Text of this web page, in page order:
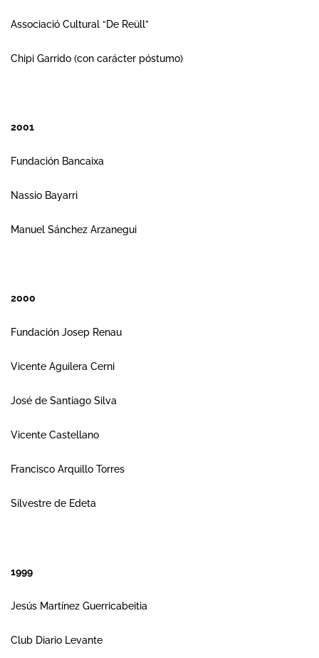
Associació Cultural “De Reüll”
Chipi Garrido (con carácter póstumo)
2001
Fundación Bancaixa
Nassio Bayarri
Manuel Sánchez Arzanegui
2000
Fundación Josep Renau
Vicente Aguilera Cerni
José de Santiago Silva
Vicente Castellano
Francisco Arquillo Torres
Silvestre de Edeta
1999
Jesús Martínez Guerricabeitia
Club Diario Levante